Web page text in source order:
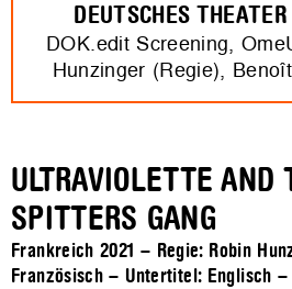
DEUTSCHES
DOK.edit Screening,
Hunzinger (Regie),
ULTRAVIOLETTE AND
SPITTERS GANG
Frankreich 2021 – Regie: Robin
Französisch – Untertitel: Englisch